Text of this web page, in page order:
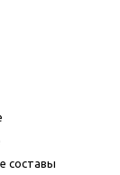
составы